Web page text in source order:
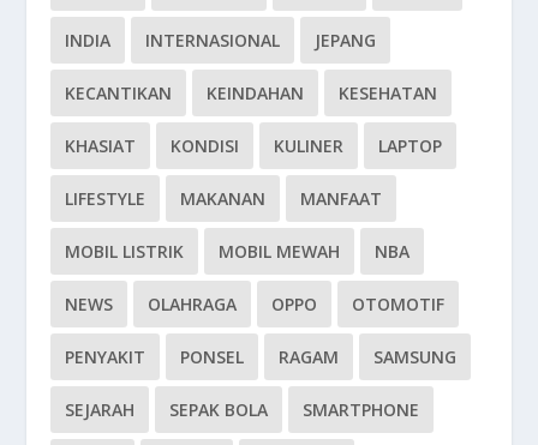
INDIA INTERNASIONAL JEPANG
KECANTIKAN KEINDAHAN KESEHATAN
KHASIAT KONDISI KULINER LAPTOP
LIFESTYLE MAKANAN MANFAAT
MOBIL LISTRIK MOBIL MEWAH NBA
NEWS OLAHRAGA OPPO OTOMOTIF
PENYAKIT PONSEL RAGAM SAMSUNG
SEJARAH SEPAK BOLA SMARTPHONE